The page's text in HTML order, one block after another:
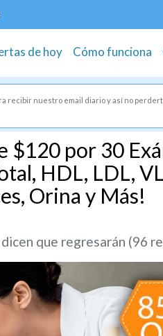
de hoy Cómo funciona
recibir nuestro email diario y así no
$120 por 30
HDL, LDL,
Orina y Más!
que regresarán (96